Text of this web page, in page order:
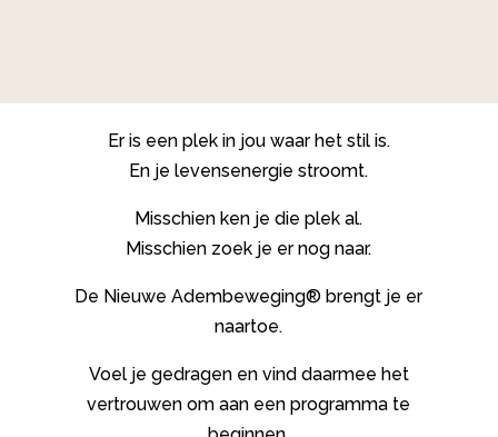
Er is een plek in jou waar het stil is.
En je levensenergie stroomt.
Misschien ken je die plek al.
Misschien zoek je er nog naar.
De Nieuwe Adembeweging® brengt je er
naartoe.
Voel je gedragen en vind daarmee het
vertrouwen om aan een programma te